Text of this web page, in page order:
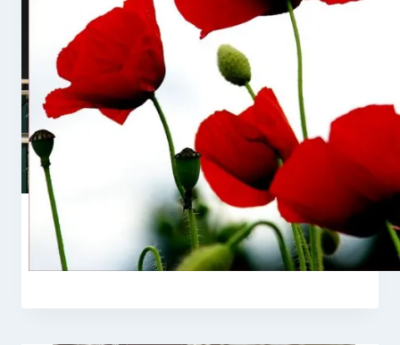
Le Festival du Chien à Plumes 2016
ParClaire Gondor 14 août 2016